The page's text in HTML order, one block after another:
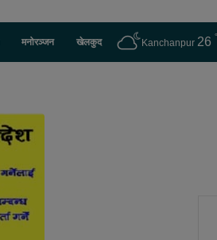
मनोरञ्जन खेलकुद Kanchanpur 26